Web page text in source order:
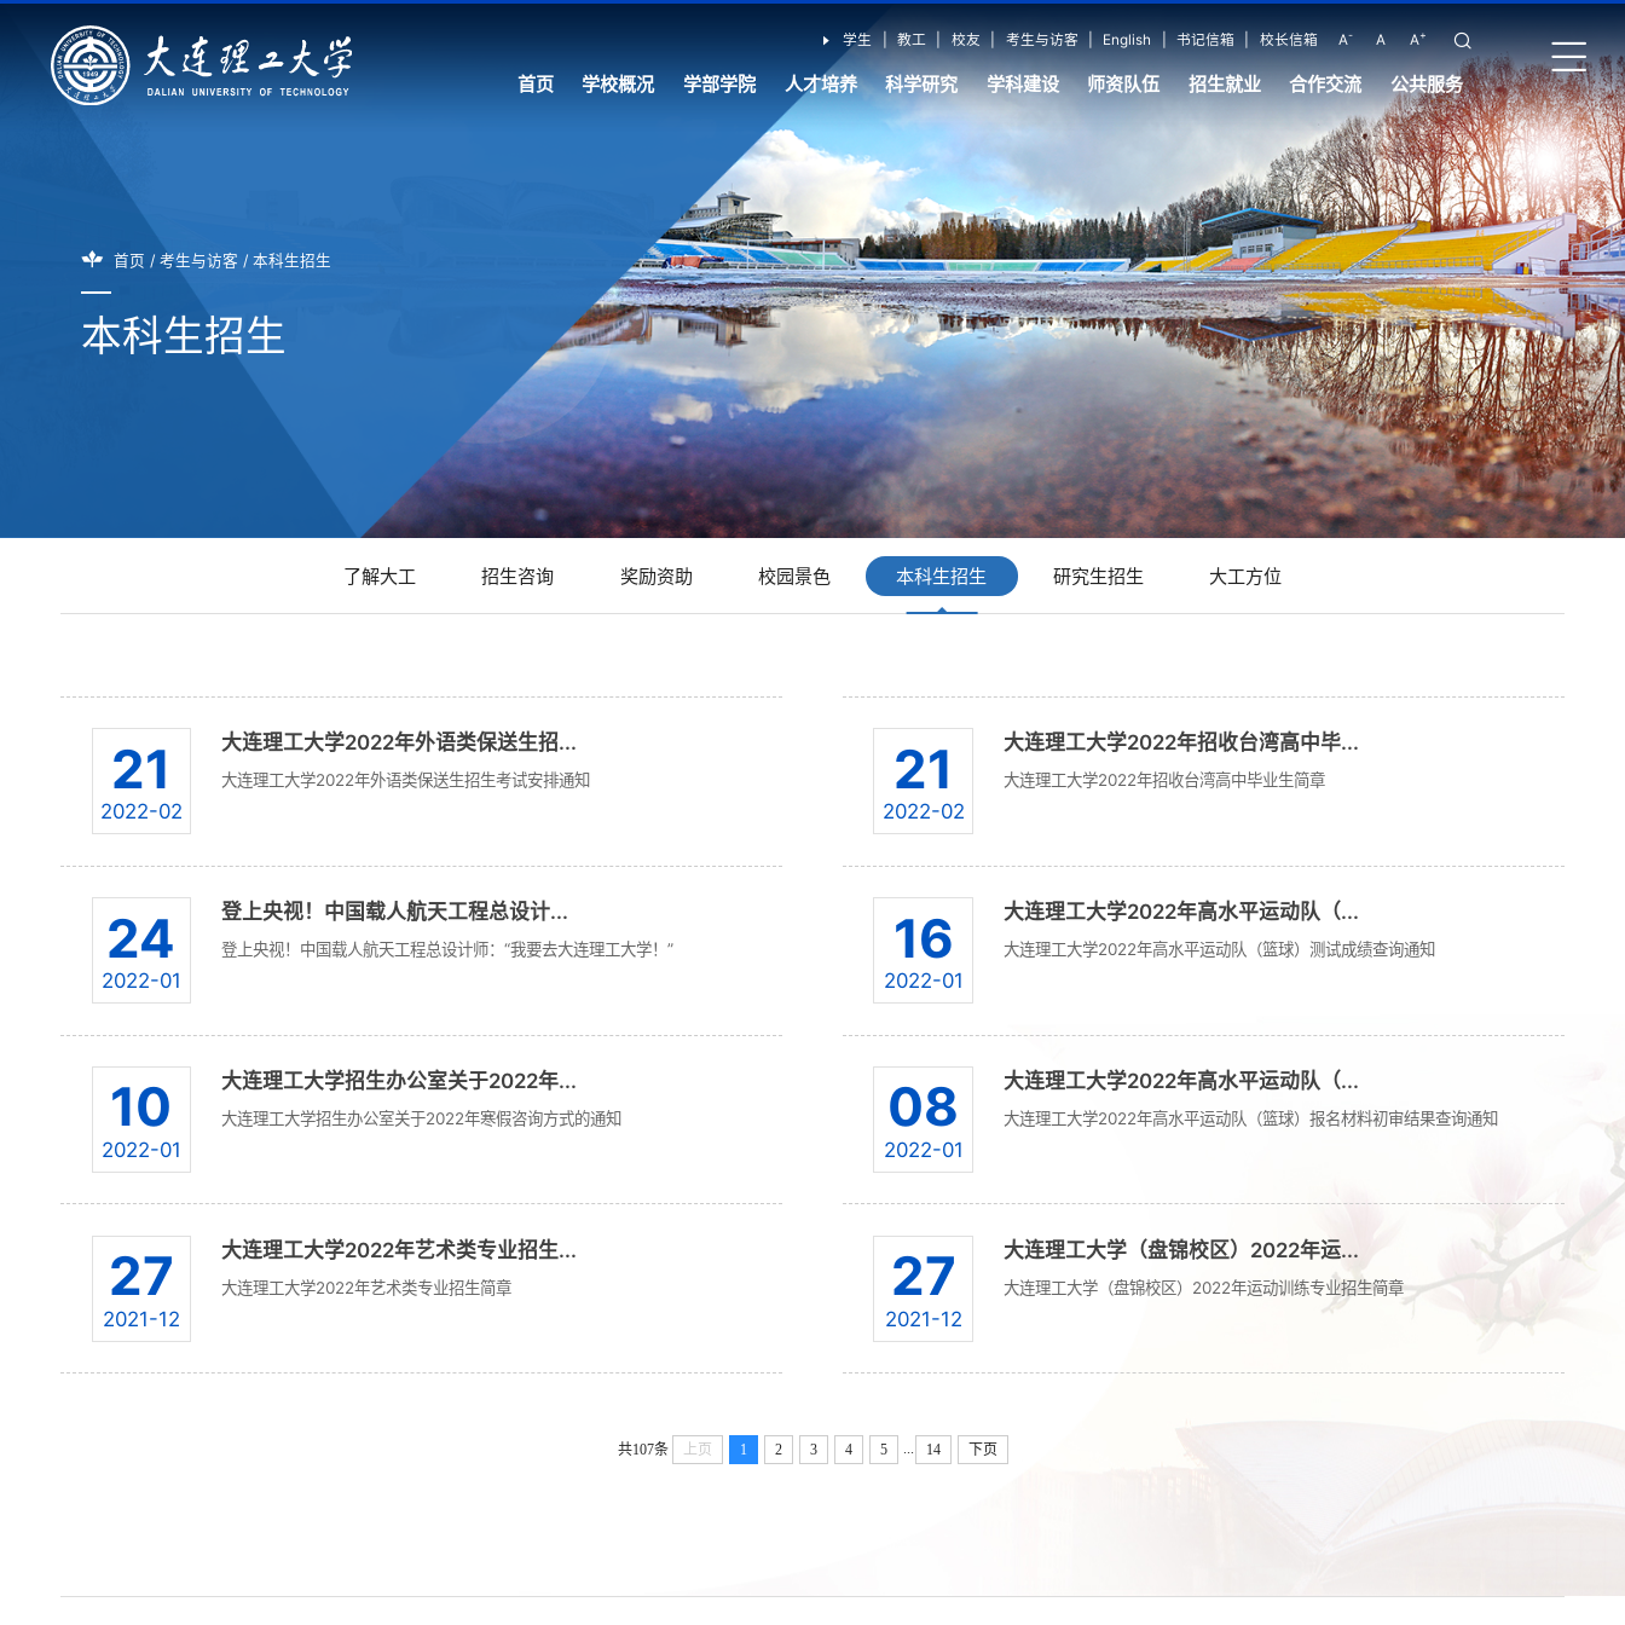
学生 教工 校友 考生与访客 English 书记信箱 校长信箱 A- A A+
首页 学校概况 学部学院 人才培养 科学研究 学科建设 师资队伍 招生就业 合作交流 公共服务
首页 /考生与访客 /本科生招生
本科生招生
了解大工 招生咨询 奖励资助 校园景色 本科生招生 研究生招生 大工方位
21
2022-02
大连理工大学2022年外语类保送生招...
大连理工大学2022年外语类保送生招生考试安排通知 21
2022-02
大连理工大学2022年招收台湾高中毕...
大连理工大学2022年招收台湾高中毕业生简章
24
2022-01
登上央视！中国载人航天工程总设计...
登上央视！中国载人航天工程总设计师：“我要去大连理工大学！” 16
2022-01
大连理工大学2022年高水平运动队（...
大连理工大学2022年高水平运动队（篮球）测试成绩查询通知
10
2022-01
大连理工大学招生办公室关于2022年...
大连理工大学招生办公室关于2022年寒假咨询方式的通知 08
2022-01
大连理工大学2022年高水平运动队（...
大连理工大学2022年高水平运动队（篮球）报名材料初审结果查询通知
27
2021-12
大连理工大学2022年艺术类专业招生...
大连理工大学2022年艺术类专业招生简章 27
2021-12
大连理工大学（盘锦校区）2022年运...
大连理工大学（盘锦校区）2022年运动训练专业招生简章
共107条 上页 1 2 3 4 5 14 下页